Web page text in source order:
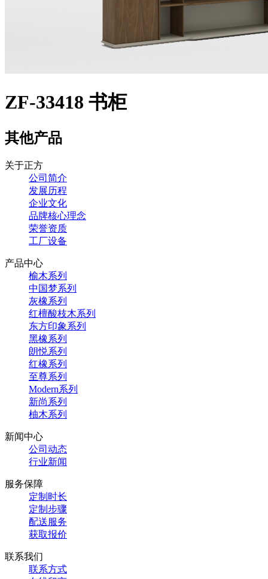
ZF-33418 书柜
其他产品
关于正方
公司简介
发展历程
企业文化
品牌核心理念
荣誉资质
工厂设备
产品中心
榆木系列
中国梦系列
灰橡系列
红檀酸枝木系列
东方印象系列
黑橡系列
朗悦系列
红橡系列
至尊系列
Modern系列
新尚系列
柚木系列
新闻中心
公司动态
行业新闻
服务保障
定制时长
定制步骤
配送服务
获取报价
联系我们
联系方式